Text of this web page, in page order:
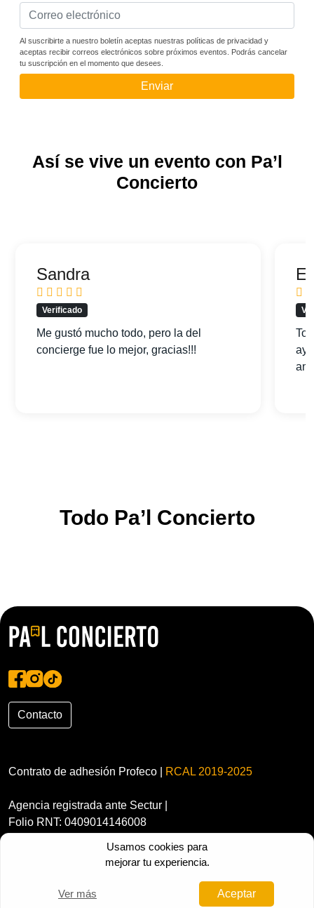
Al suscribirte a nuestro boletín aceptas nuestras políticas de privacidad y
aceptas recibir correos electrónicos sobre próximos eventos. Podrás cancelar
tu suscripción en el momento que desees.
Enviar
Así se vive un evento con Pa’l
Concierto
Sandra
Verificado
Me gustó mucho todo, pero la del
concierge fue lo mejor, gracias!!!
Todo Pa’l Concierto
Contacto
Contrato de adhesión Profeco | RCAL 2019-2025
Agencia registrada ante Sectur |
Folio RNT: 0409014146008
Usamos cookies para
mejorar tu experiencia.
Ver más Aceptar